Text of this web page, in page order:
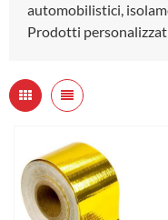
automobilistici,
Prodotti